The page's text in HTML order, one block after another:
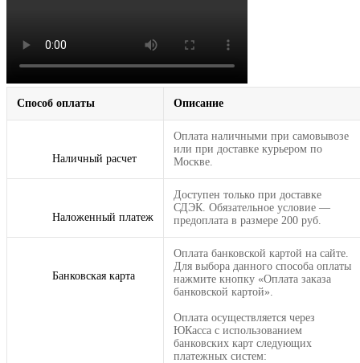
Способ оплаты Описание
Наличный расчет
Оплата наличными при самовывозе
или при доставке курьером по
Москве.
Наложенный платеж
Доступен только при доставке
СДЭК. Обязательное условие —
предоплата в размере 200 руб.
Банковская карта
Оплата банковской картой на сайте.
Для выбора данного способа оплаты
нажмите кнопку «Оплата заказа
банковской картой».
Оплата осуществляется через
ЮКасса с использованием
банковских карт следующих
платежных систем: